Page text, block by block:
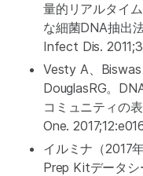
量的リアルタイ
な細菌DNA抽出
Infect Dis.
Vesty A、Biswas
DouglasRG。
コミュニティの
One.
イルミナ（2017
Prep Kitデータシ